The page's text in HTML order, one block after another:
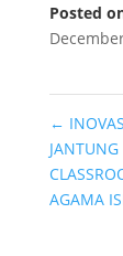
Posted
←
AGAMA